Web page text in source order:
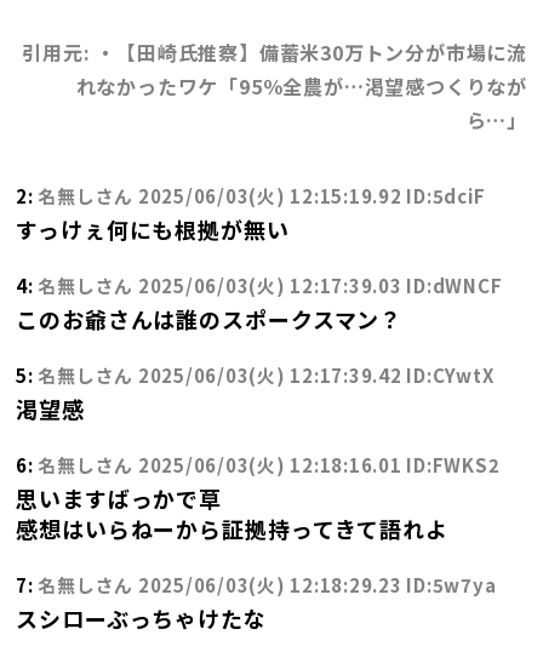
引用元: ・【田崎氏推察】備蓄米30万トン分が市場に流
れなかったワケ「95％全農が…渇望感つくりなが
ら…」
2: 名無しさん 2025/06/03(火) 12:15:19.92 ID:5dciF
すっけぇ何にも根拠が無い
4: 名無しさん 2025/06/03(火) 12:17:39.03 ID:dWNCF
このお爺さんは誰のスポークスマン？
5: 名無しさん 2025/06/03(火) 12:17:39.42 ID:CYwtX
渇望感
6: 名無しさん 2025/06/03(火) 12:18:16.01 ID:FWKS2
思いますばっかで草
感想はいらねーから証拠持ってきて語れよ
7: 名無しさん 2025/06/03(火) 12:18:29.23 ID:5w7ya
スシローぶっちゃけたな